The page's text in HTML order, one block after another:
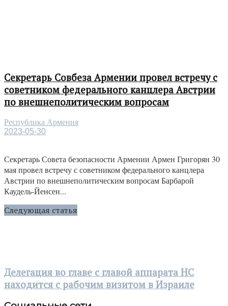
Секретарь Совбеза Армении провел встречу с
советником федерального канцлера Австрии
по внешнеполитическим вопросам
Республика Армения
2023-05-30
Секретарь Совета безопасности Армении Армен Григорян 30
мая провел встречу с советником федерального канцлера
Австрии по внешнеполитическим вопросам Барбарой
Каудель-Йенсен...
Следующая статья
Делегация во главе с главой аппарата НС
находится с рабочим визитом в Израиле